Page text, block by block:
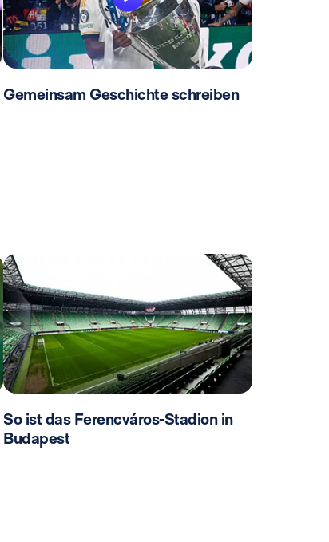
Gemeinsam Geschichte schreiben
So ist das Ferencváros-Stadion in
Budapest